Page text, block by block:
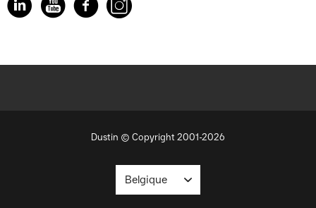
Dustin © Copyright 2001-2026
Belgique